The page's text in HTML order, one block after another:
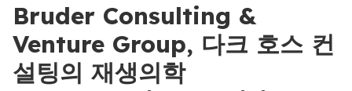
Bruder Consulting &
Venture Group, 다크 호스 컨
설팅의 재생의학